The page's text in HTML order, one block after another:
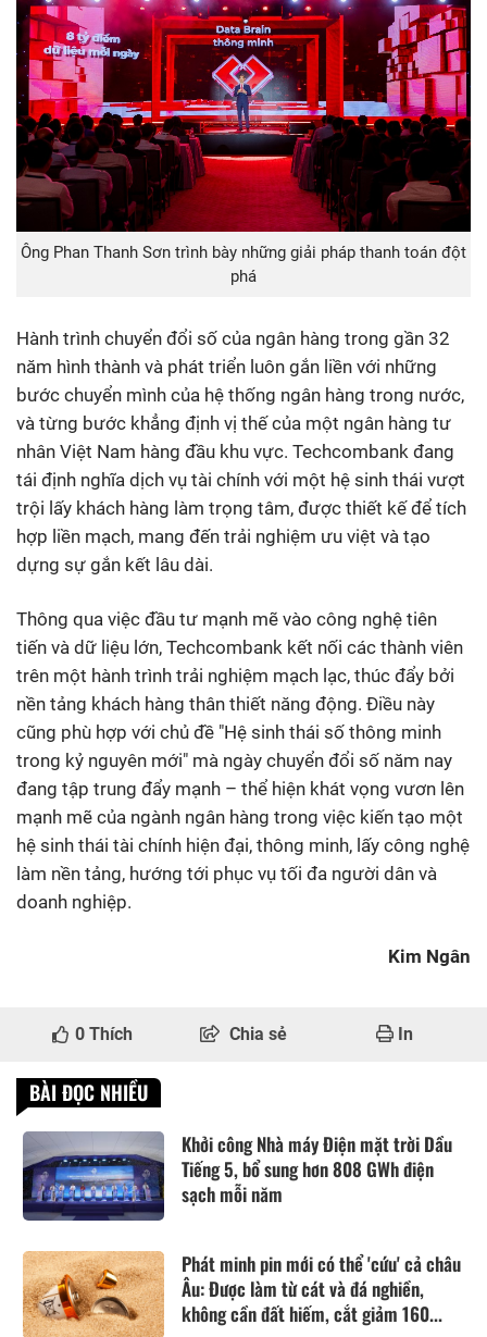
Ông Phan Thanh Sơn trình bày những giải pháp thanh toán đột
phá
Hành trình chuyển đổi số của ngân hàng trong gần 32
năm hình thành và phát triển luôn gắn liền với những
bước chuyển mình của hệ thống ngân hàng trong nước,
và từng bước khẳng định vị thế của một ngân hàng tư
nhân Việt Nam hàng đầu khu vực. Techcombank đang
tái định nghĩa dịch vụ tài chính với một hệ sinh thái vượt
trội lấy khách hàng làm trọng tâm, được thiết kế để tích
hợp liền mạch, mang đến trải nghiệm ưu việt và tạo
dựng sự gắn kết lâu dài.
Thông qua việc đầu tư mạnh mẽ vào công nghệ tiên
tiến và dữ liệu lớn, Techcombank kết nối các thành viên
trên một hành trình trải nghiệm mạch lạc, thúc đẩy bởi
nền tảng khách hàng thân thiết năng động. Điều này
cũng phù hợp với chủ đề "Hệ sinh thái số thông minh
trong kỷ nguyên mới" mà ngày chuyển đổi số năm nay
đang tập trung đẩy mạnh – thể hiện khát vọng vươn lên
mạnh mẽ của ngành ngân hàng trong việc kiến tạo một
hệ sinh thái tài chính hiện đại, thông minh, lấy công nghệ
làm nền tảng, hướng tới phục vụ tối đa người dân và
doanh nghiệp.
Kim Ngân
0 Thích Chia sẻ In
BÀI ĐỌC NHIỀU
Khởi công Nhà máy Điện mặt trời Dầu
Tiếng 5, bổ sung hơn 808 GWh điện
sạch mỗi năm
Phát minh pin mới có thể 'cứu' cả châu
Âu: Được làm từ cát và đá nghiền,
không cần đất hiếm, cắt giảm 160...